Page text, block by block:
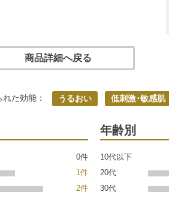
商品詳細へ戻る
た効能： うるおい 低刺激･敏感肌
0件
1件
2件
年齢別
10代以下
20代
30代